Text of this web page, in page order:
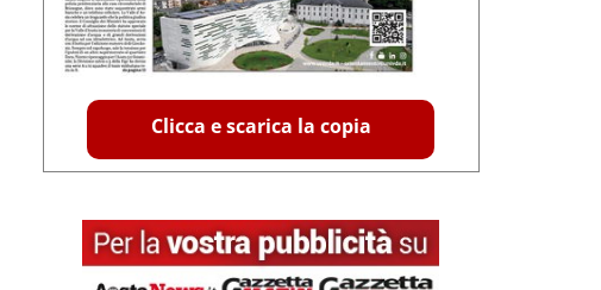
Clicca e scarica la copia